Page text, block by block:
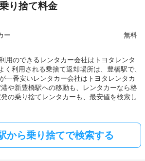
り捨て料金
ー 無料
用のできるレンタカー会社はトヨタレンタ
く利用される乗捨て返却場所は、豊橋駅で、
一番安いレンタカー会社はトヨタレンタカ
や新豊橋駅への移動も、レンタカーなら格
の乗り捨てレンタカーも、最安値を検索し
から乗り捨てで検索する